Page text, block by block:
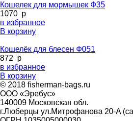
Кошелек для мормышек Ф35
1070 p
в избранное
В корзину
Кошелёк для блесен Ф051
872 p
в избранное
В корзину
© 2018 fisherman-bags.ru
ООО «Эребус»
140009 Московская обл.
г.Люберцы ул.Митрофанова 20-A